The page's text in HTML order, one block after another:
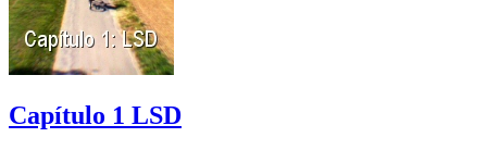
Capítulo 1 LSD